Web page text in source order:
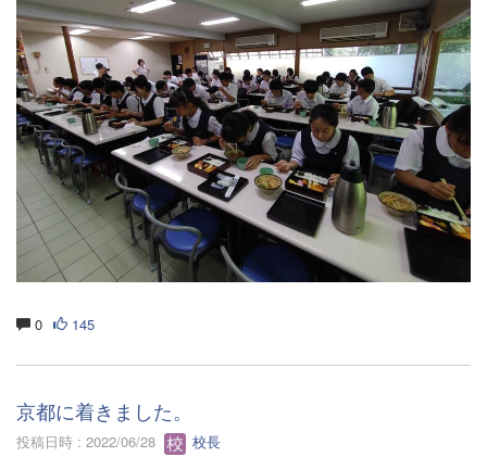
0 145
京都に着きました。
投稿日時 : 2022/06/28 校長